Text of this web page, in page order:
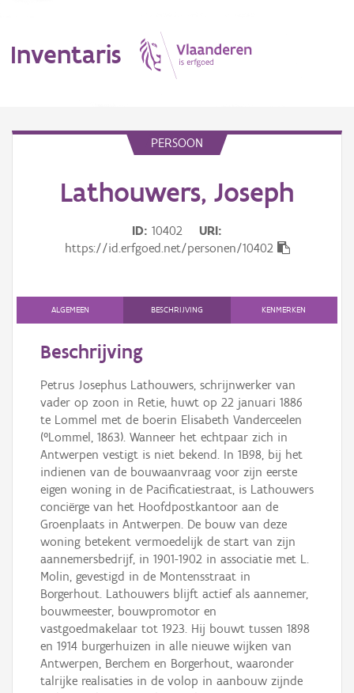
Inventaris
Erfgoedobject
Thema
Persoon of collectief
Downloads
Hergebruik
Aanmelden
PERSOON
Lathouwers, Joseph
ID 10402
URI
https://id.erfgoed.net/personen/10402
ALGEMEEN BESCHRIJVING KENMERKEN
Beschrijving
Petrus Josephus Lathouwers, schrijnwerker van
vader op zoon in Retie, huwt op 22 januari 1886
te Lommel met de boerin Elisabeth Vanderceelen
(°Lommel, 1863). Wanneer het echtpaar zich in
Antwerpen vestigt is niet bekend. In 1B98, bij het
indienen van de bouwaanvraag voor zijn eerste
eigen woning in de Pacificatiestraat, is Lathouwers
conciërge van het Hoofdpostkantoor aan de
Groenplaats in Antwerpen. De bouw van deze
woning betekent vermoedelijk de start van zijn
aannemersbedrijf, in 1901-1902 in associatie met L.
Molin, gevestigd in de Montensstraat in
Borgerhout. Lathouwers blijft actief als aannemer,
bouwmeester, bouwpromotor en
vastgoedmakelaar tot 1923. Hij bouwt tussen 1898
en 1914 burgerhuizen in alle nieuwe wijken van
Antwerpen, Berchem en Borgerhout, waaronder
talrijke realisaties in de volop in aanbouw zijnde